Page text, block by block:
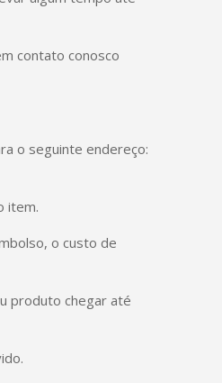
contato conosco
o seguinte endereço:
item.
o custo de
produto chegar até